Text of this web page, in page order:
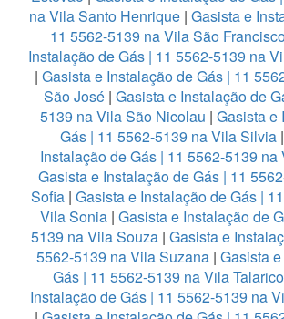
na Vila Santo Henrique| Gasista e
11 5562-5139 na Vila São
Instalação de Gás | 11 5562-5139 na
| Gasista e Instalação de Gás | 11
São José| Gasista e Instalação de
5139 na Vila São Nicolau | Gasista e
Gás | 11 5562-5139 na Vila Silvia|
Instalação de Gás | 11 5562-5139 na
Gasista e Instalação de Gás | 11
Sofia| Gasista e Instalação de Gás |
Vila Sonia | Gasista e Instalação de
5139 na Vila Souza| Gasista e
5562-5139 na Vila Suzana | Gasista
Gás | 11 5562-5139 na Vila Talarico
Instalação de Gás | 11 5562-5139 na